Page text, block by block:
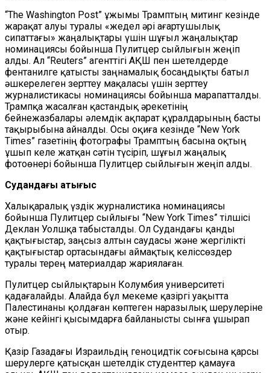
“The Washington Post” ұжымы Трамптың митинг кезінде
жарақат алуы туралы «жедел әрі ағартушылық
сипаттағы» жаңалықтары үшін шұғыл жаңалықтар
номинациясы бойынша Пулитцер сыйлығын жеңіп
алды. Ал “Reuters” агенттігі АҚШ пен шетелдерде
фентанилге қатысты заңнамалық босаңдықты батыл
әшкерелеген зерттеу мақаласы үшін зерттеу
журналистикасы номинациясы бойынша марапатталды.
Трампқа жасалған қастандық әрекетінің
бейнежазбалары әлемдік ақпарат құралдарының басты
тақырыбына айналды. Осы оқиға кезінде “New York
Times” газетінің фотографы Трамптың басына оқтың
ұшып келе жатқан сәтін түсіріп, шұғыл жаңалық
фотоөнері бойынша Пулитцер сыйлығын жеңіп алды.
Судандағы қақтығыс
Халықаралық үздік журналистика номинациясы
бойынша Пулитцер сыйлығы “New York Times” тілшісі
Деклан Уолшқа табысталды. Ол Судандағы қанды
қақтығыстар, заңсыз алтын саудасы және жергілікті
қақтығыстар ортасындағы аймақтық келіссөздер
туралы терең материалдар жариялаған.
Пулитцер сыйлықтарын Колумбия университеті
қадағалайды. Алайда бұл мекеме қазіргі уақытта
Палестинаны қолдаған көптеген наразылық шерулеріне
және кейінгі қысымдарға байланысты сынға ұшырап
отыр.
Қазір Газадағы Израильдің геноцидтік соғысына қарсы
шерулерге қатысқан шетелдік студенттер қамауға